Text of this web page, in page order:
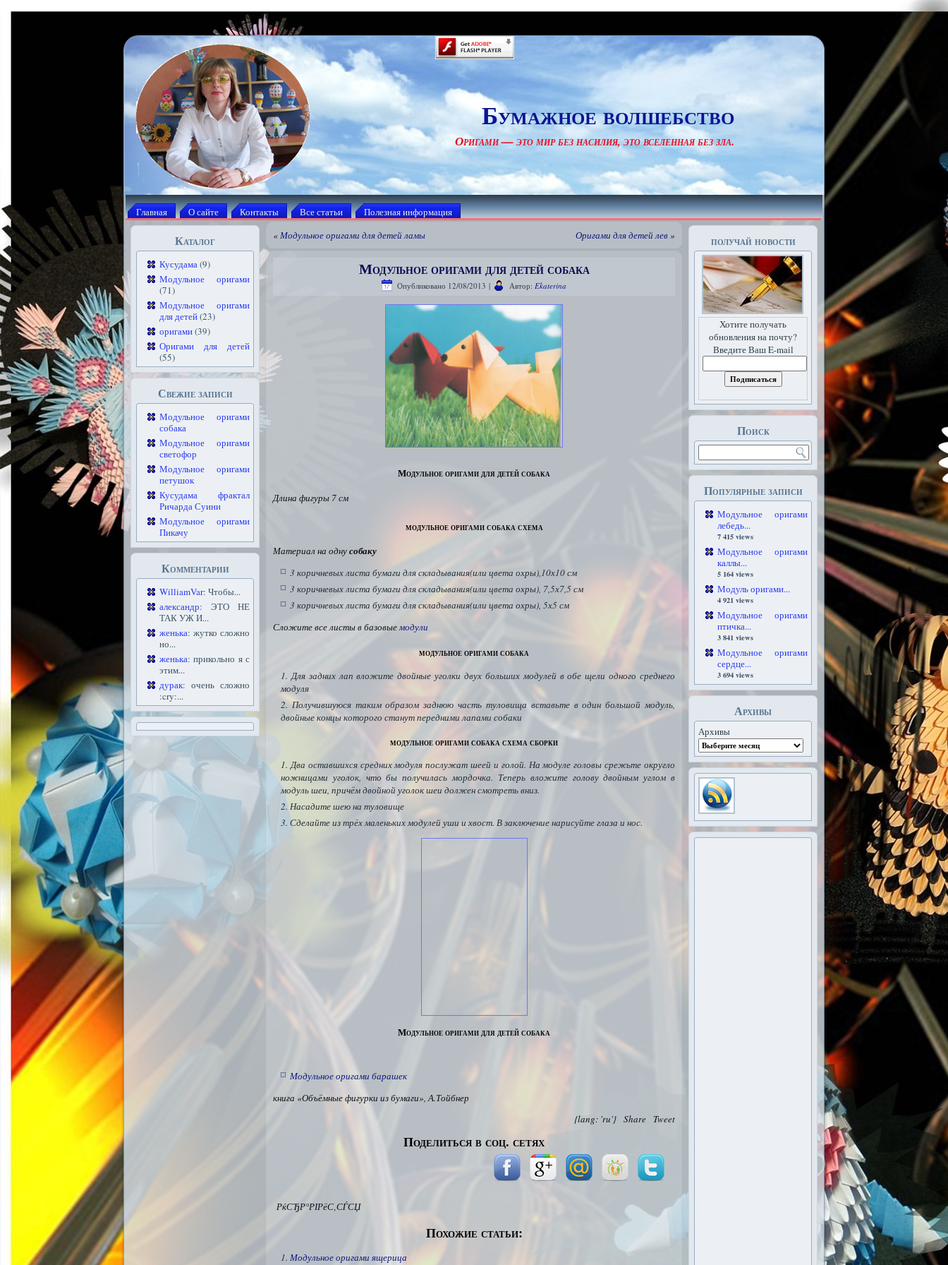
Бумажное волшебство
Оригами — это мир без насилия, это вселенная без зла.
Главная О сайте Контакты Все статьи Полезная информация
Каталог
Кусудама(9)
Модульное оригами
(71)
Модульное оригами
для детей(23)
оригами(39)
Оригами для детей
(55)
Свежие записи
Модульное оригами
собака
Модульное оригами
светофор
Модульное оригами
петушок
Кусудама фрактал
Ричарда Суини
Модульное оригами
Пикачу
Комментарии
WilliamVar: Чтобы...
александр: ЭТО НЕ
ТАК УЖ И...
женька: жутко сложно
но...
женька: прикольно я с
этим...
дурак: очень сложно
:cry:...
«Модульное оригами для детей ламы Оригами для детей лев»
Модульное оригами для детей собака
Опубликовано 12/08/2013 | Автор: Ekaterina
Модульное оригами для детей собака
Длина фигуры 7 см
модульное оригами собака схема
Материал на однусобаку
3 коричневых листа бумаги для складывания(или цвета охры),10х10 см
3 коричневых листа бумаги для складывания(или цвета охры), 7,5х7,5 см
3 коричневых листа бумаги для складывания(или цвета охры), 5х5 см
Сложите все листы в базовыемодули
модульное оригами собака
Для задних лап вложите двойные уголки двух больших модулей в обе щели одного среднего
модуля
Получившуюся таким образом заднюю часть туловища вставьте в один большой модуль,
двойные концы которого станут передними лапами собаки
модульное оригами собака схема сборки
Два оставшихся средних модуля послужат шеей и голой. На модуле головы срежьте округло
ножницами уголок, что бы получилась мордочка. Теперь вложите голову двойным углом в
модуль шеи, причём двойной уголок шеи должен смотреть вниз.
Насадите шею на туловище
Сделайте из трёх маленьких модулей уши и хвост. В заключение нарисуйте глаза и нос.
Модульное оригами для детей собака
Модульное оригами барашек
книга «Объёмные фигурки из бумаги», А.Тойбнер
Tweet
Share
{lang: 'ru'}
Поделиться в соц. сетях
РќСЂР°РІРёС‚СЃСЏ
Похожие статьи:
Модульное оригами ящерица
получай новости
Хотите получать
обновления на почту?
Введите Ваш E-mail
Поиск
Популярные записи
Модульное оригами
лебедь...
7 415 views
Модульное оригами
каллы...
5 164 views
Модуль оригами...
4 921 views
Модульное оригами
птичка...
3 841 views
Модульное оригами
сердце...
3 694 views
Архивы
Архивы